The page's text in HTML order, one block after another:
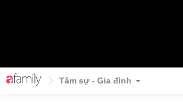
Tâm sự - Gia đình